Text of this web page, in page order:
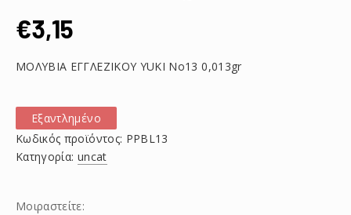
€3,15
ΜΟΛΥΒΙA ΕΓΓΛΕΖΙΚΟΥ YUKI No13 0,013gr
Εξαντλημένο
Κωδικός προϊόντος: PPBL13
Κατηγορία: uncat
Μοιραστείτε: